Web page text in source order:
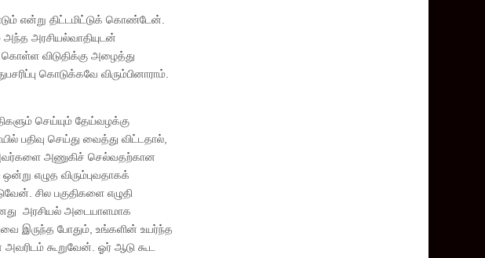
என்று திட்டமிட்டுக் கொண்டேன்.
அந்த அரசியல்வாதியுடன்
கொள்ள விடுதிக்கு அழைத்து
கொடுக்கவே விரும்பினாராம்.
செய்யும் தேய்வழக்கு
பதிவு செய்து வைத்து விட்டதால்,
அணுகிச் செல்வதற்கான
எழுத விரும்புவதாகக்
சில பகுதிகளை எழுதி
அரசியல் அடையாளமாக
இருந்த போதும், உங்களின் உயர்ந்த
அவரிடம் கூறுவேன். ஓர் ஆடு கூட